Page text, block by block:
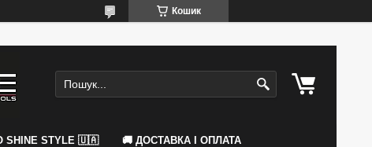
Кошик
STYLE 🇺🇦 🚚 ДОСТАВКА І ОПЛАТА